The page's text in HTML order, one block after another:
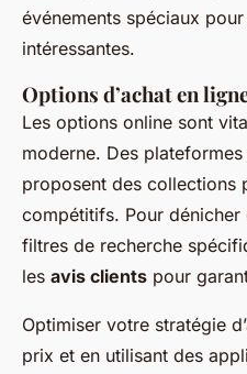
événements spéciaux
intéressantes.
Options d’achat en
Les options online sont
moderne. Des
proposent des collections
compétitifs. Pour
filtres de recherche
les avis clients pour
Optimiser votre stratégie
prix et en utilisant des